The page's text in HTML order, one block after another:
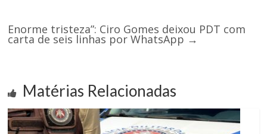
Enorme tristeza”: Ciro Gomes deixou PDT com
carta de seis linhas por WhatsApp →
Matérias Relacionadas